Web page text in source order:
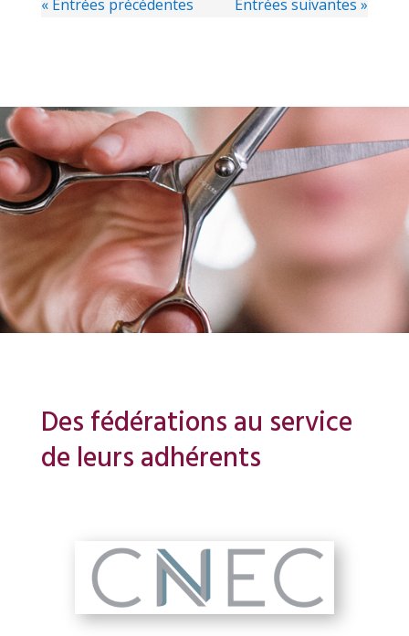
« Entrées précédentes Entrées suivantes »
Des fédérations au service
de leurs adhérents